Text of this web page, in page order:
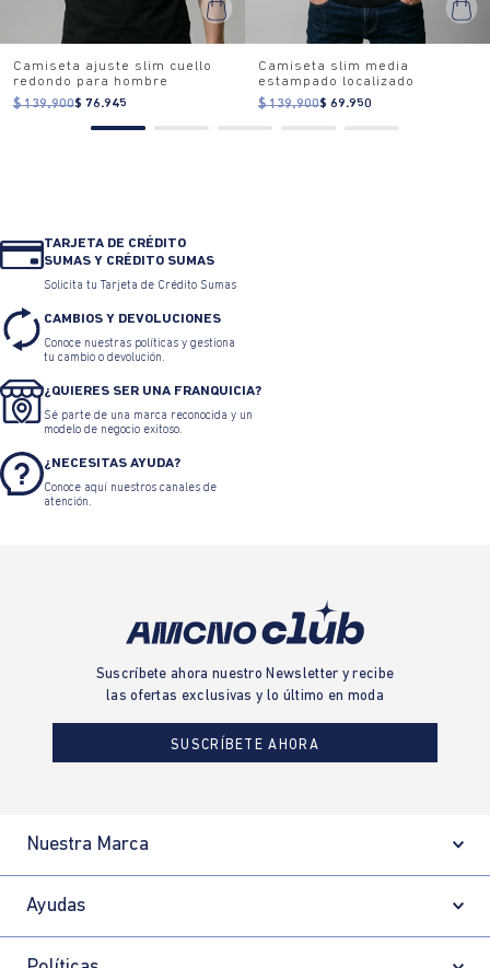
Camiseta ajuste slim cuello
redondo para hombre
$ 139.900$ 76.945
Camiseta slim media
estampado localizado
$ 139.900$ 69.950
TARJETA DE CRÉDITO
SUMAS Y CRÉDITO SUMAS
Solicita tu Tarjeta de Crédito Sumas
CAMBIOS Y DEVOLUCIONES
Conoce nuestras políticas y gestiona
tu cambio o devolución.
¿QUIERES SER UNA FRANQUICIA?
Sé parte de una marca reconocida y un
modelo de negocio exitoso.
¿NECESITAS AYUDA?
Conoce aquí nuestros canales de
atención.
Suscríbete ahora nuestro Newsletter y recibe
las ofertas exclusivas y lo último en moda
SUSCRÍBETE AHORA
Nuestra Marca
Ayudas